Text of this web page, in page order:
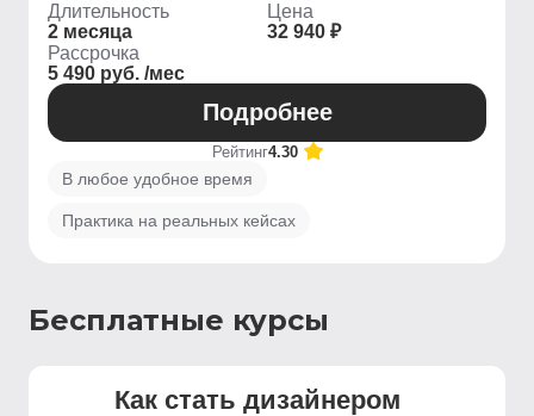
Длительность
2 месяца
Цена
32 940 ₽
Рассрочка
5 490 руб. /мес
Подробнее
Рейтинг4.30
В любое удобное время
Практика на реальных кейсах
Бесплатные курсы
Как стать дизайнером